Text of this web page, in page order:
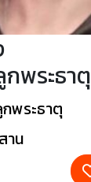
กพระธาตุ
พระธาตุ
าน